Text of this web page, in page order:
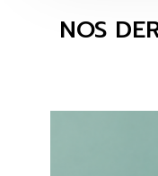
NOS